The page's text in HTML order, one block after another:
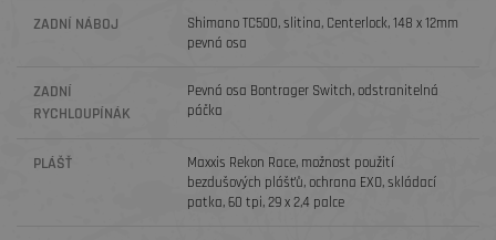
ZADNÍ NÁBOJ
Shimano TC500, slitina, Centerlock, 148 x 12mm
pevná osa
ZADNÍ
RYCHLOUPÍNÁK
Pevná osa Bontrager Switch, odstranitelná
páčka
PLÁŠŤ
Maxxis Rekon Race, možnost použití
bezdušových plášťů, ochrana EXO, skládací
patka, 60 tpi, 29 x 2,4 palce